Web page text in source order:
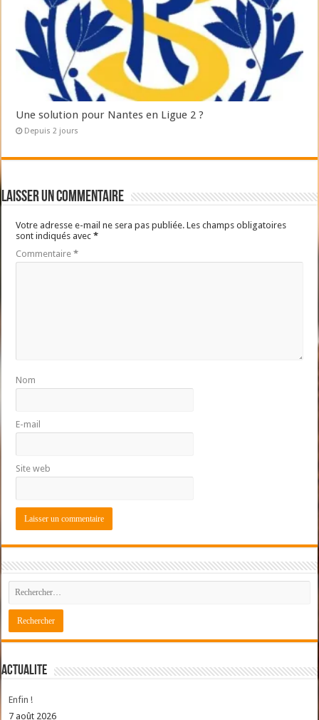
Une solution pour Nantes en Ligue 2 ?
Depuis 2 jours
Laisser un commentaire
Votre adresse e-mail ne sera pas publiée. Les champs obligatoires
sont indiqués avec*
Commentaire*
Nom
E-mail
Site web
ACTUALITE
Enfin !
7 août 2026